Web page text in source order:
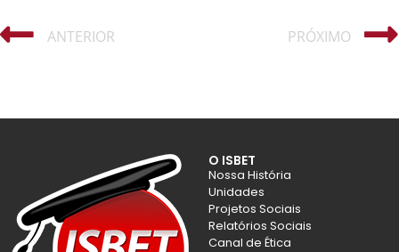
ANTERIOR PRÓXIMO
O ISBET
Nossa História
Unidades
Projetos Sociais
Relatórios Sociais
Canal de Ética